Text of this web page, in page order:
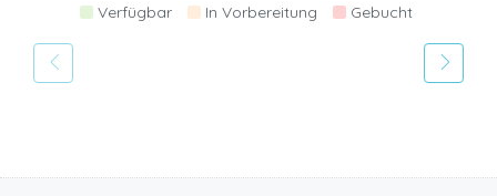
Verfügbar In Vorbereitung Gebucht